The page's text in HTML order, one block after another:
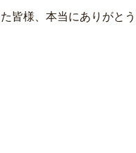
皆様、本当にありがとう